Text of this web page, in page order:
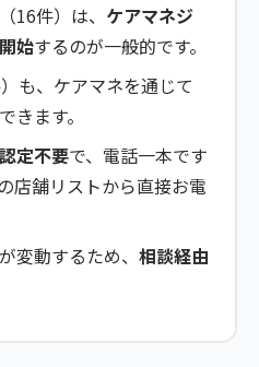
16件）は、 ケアマネジ
始するのが一般的です。
も、ケアマネを通じて
きます。
定不要で、電話一本です
店舗リストから直接お電
変動するため、 相談経由